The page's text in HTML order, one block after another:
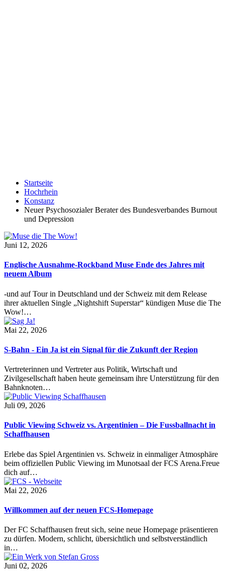
Startseite
Hochrhein
Konstanz
Neuer Psychosozialer Berater des Bundesverbandes Burnout
und Depression
Juni 12, 2026
Englische Ausnahme-Rockband Muse Ende des Jahres mit
neuem Album
-und auf Tour in Deutschland und der Schweiz mit dem Release
ihrer aktuellen Single „Nightshift Superstar“ kündigen Muse die The
Wow!…
Mai 22, 2026
S-Bahn - Ein Ja ist ein Signal für die Zukunft der Region
Vertreterinnen und Vertreter aus Politik, Wirtschaft und
Zivilgesellschaft haben heute gemeinsam ihre Unterstützung für den
Bahnknoten…
Juli 09, 2026
Public Viewing Schweiz vs. Argentinien – Die Fussballnacht in
Schaffhausen
Erlebe das Spiel Argentinien vs. Schweiz in einmaliger Atmosphäre
beim offiziellen Public Viewing im Munotsaal der FCS Arena.Freue
dich auf…
Mai 22, 2026
Willkommen auf der neuen FCS-Homepage
Der FC Schaffhausen freut sich, seine neue Homepage präsentieren
zu dürfen. Modern, schlicht, übersichtlich und selbstverständlich
in…
Juni 02, 2026